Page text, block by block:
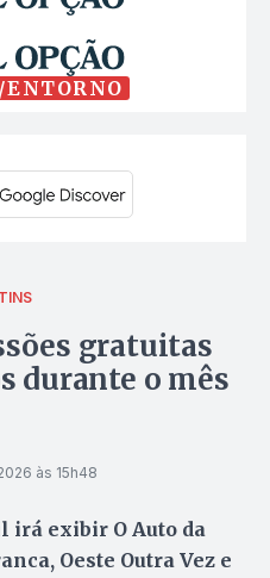
gratuitas
durante o mês
às 15h48
irá exibir O Auto da
Oeste Outra Vez e